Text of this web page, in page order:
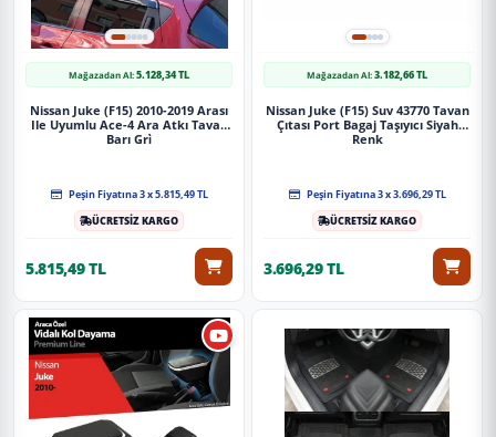
Mağazadan Al:5.128,34 TL
Nissan Juke (F15) 2010-2019 Arası
Ile Uyumlu Ace-4 Ara Atkı Tavan
Barı Gri̇
Peşin Fiyatına 3 x 5.815,49 TL
ÜCRETSİZ KARGO
5.815,49 TL
Mağazadan Al:3.182,66 TL
Nissan Juke (F15) Suv 43770 Tavan
Çıtası Port Bagaj Taşıyıcı Siyah
Renk
Peşin Fiyatına 3 x 3.696,29 TL
ÜCRETSİZ KARGO
3.696,29 TL